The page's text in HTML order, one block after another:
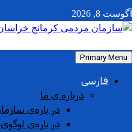
آگوست 8, 2026
Primary Menu
فارسی
درباره ی ما
در باره‌ی
در باره‌ی